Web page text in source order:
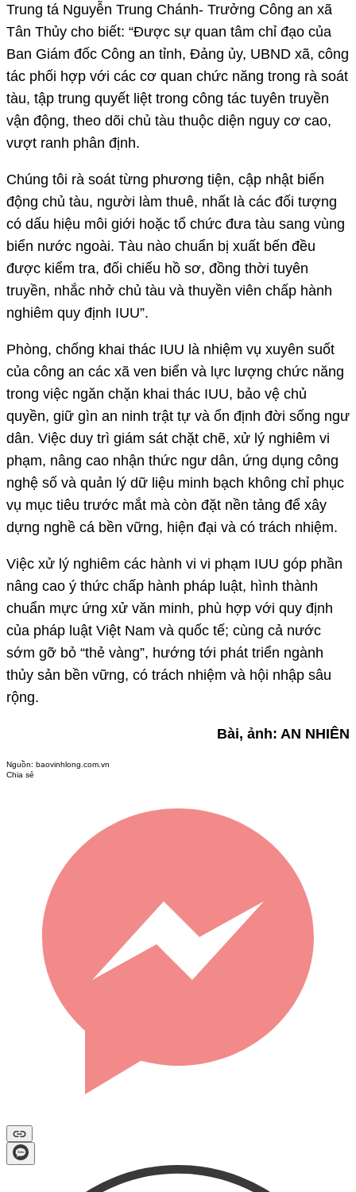
Trung tá Nguyễn Trung Chánh- Trưởng Công an xã
Tân Thủy cho biết: “Được sự quan tâm chỉ đạo của
Ban Giám đốc Công an tỉnh, Đảng ủy, UBND xã, công
tác phối hợp với các cơ quan chức năng trong rà soát
tàu, tập trung quyết liệt trong công tác tuyên truyền
vận động, theo dõi chủ tàu thuộc diện nguy cơ cao,
vượt ranh phân định.
Chúng tôi rà soát từng phương tiện, cập nhật biến
động chủ tàu, người làm thuê, nhất là các đối tượng
có dấu hiệu môi giới hoặc tổ chức đưa tàu sang vùng
biển nước ngoài. Tàu nào chuẩn bị xuất bến đều
được kiểm tra, đối chiếu hồ sơ, đồng thời tuyên
truyền, nhắc nhở chủ tàu và thuyền viên chấp hành
nghiêm quy định IUU”.
Phòng, chống khai thác IUU là nhiệm vụ xuyên suốt
của công an các xã ven biển và lực lượng chức năng
trong việc ngăn chặn khai thác IUU, bảo vệ chủ
quyền, giữ gìn an ninh trật tự và ổn định đời sống ngư
dân. Việc duy trì giám sát chặt chẽ, xử lý nghiêm vi
phạm, nâng cao nhận thức ngư dân, ứng dụng công
nghệ số và quản lý dữ liệu minh bạch không chỉ phục
vụ mục tiêu trước mắt mà còn đặt nền tảng để xây
dựng nghề cá bền vững, hiện đại và có trách nhiệm.
Việc xử lý nghiêm các hành vi vi phạm IUU góp phần
nâng cao ý thức chấp hành pháp luật, hình thành
chuẩn mực ứng xử văn minh, phù hợp với quy định
của pháp luật Việt Nam và quốc tế; cùng cả nước
sớm gỡ bỏ “thẻ vàng”, hướng tới phát triển ngành
thủy sản bền vững, có trách nhiệm và hội nhập sâu
rộng.
Bài, ảnh: AN NHIÊN
Nguồn: baovinhlong.com.vn
Chia sẻ